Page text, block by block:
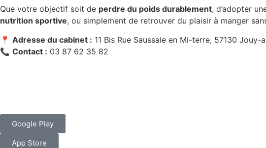
Que votre objectif soit de perdre du poids durablement, d’adopter
nutrition sportive, ou simplement de retrouver du plaisir à manger
📍 Adresse du cabinet : 11 Bis Rue Saussaie en Mi-terre, 57130
📞 Contact : 03 87 62 35 82
Google Play
App Store